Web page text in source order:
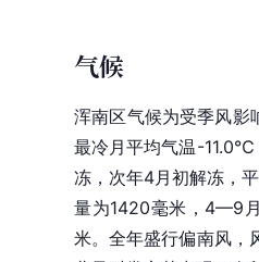
气候
浑南区气候为受季风影
最冷月平均气温-
冻，次年4月初解冻，
量为1420毫米，4—9
米。全年盛行偏南风，